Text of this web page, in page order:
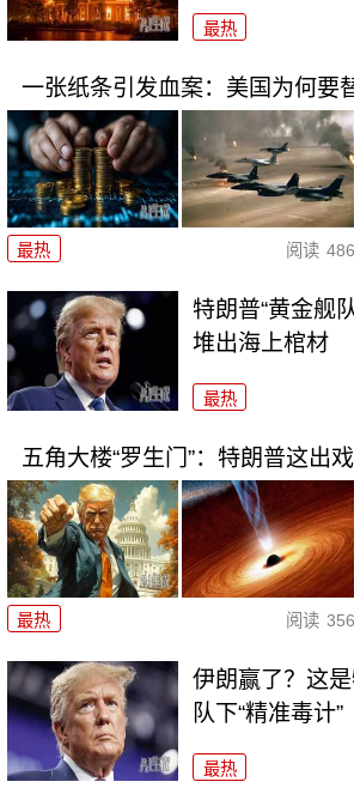
最热
一张纸条引发血案：美国为何要替
最热 阅读
特朗普“黄金舰
堆出海上棺材
最热
五角大楼“罗生门”：特朗普这出
最热 阅读
伊朗赢了？这
队下“精准毒计”
最热